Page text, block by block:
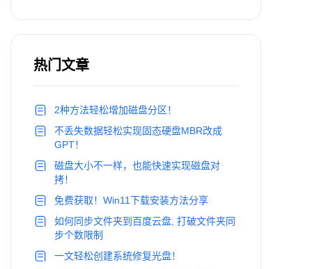
热门文章
2种方法轻松增加磁盘分区！
不丢失数据轻松实现固态硬盘MBR改成
GPT！
磁盘大小不一样，也能快速实现磁盘对
拷！
免费获取！Win11下载安装方法分享
如何同步文件夹到百度云盘, 打破文件夹同
步个数限制
一文轻松创建系统修复光盘！